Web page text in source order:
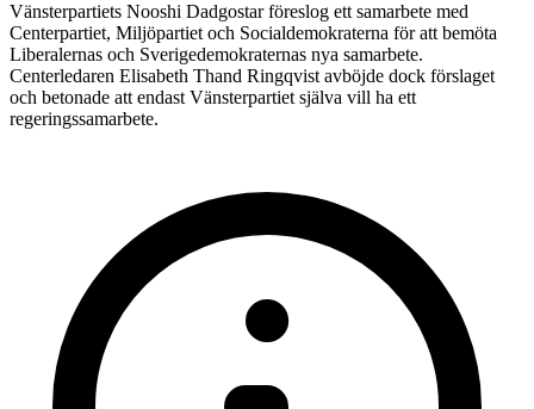
Vänsterpartiets Nooshi Dadgostar föreslog ett samarbete med
Centerpartiet, Miljöpartiet och Socialdemokraterna för att bemöta
Liberalernas och Sverigedemokraternas nya samarbete.
Centerledaren Elisabeth Thand Ringqvist avböjde dock förslaget
och betonade att endast Vänsterpartiet själva vill ha ett
regeringssamarbete.